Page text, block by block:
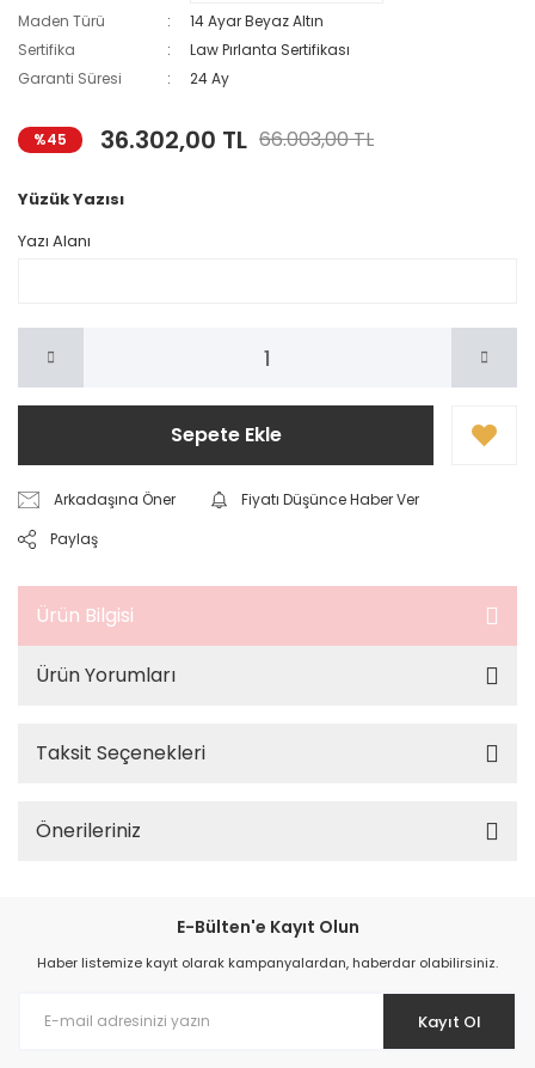
Maden Türü
14 Ayar Beyaz Altın
Sertifika
Law Pırlanta Sertifikası
Garanti Süresi
24 Ay
%45 36.302,00 TL 66.003,00 TL
Yüzük Yazısı
Yazı Alanı
Sepete Ekle
Arkadaşına Öner
Fiyatı Düşünce Haber Ver
Paylaş
Ürün Bilgisi
Ürün Yorumları
Taksit Seçenekleri
Önerileriniz
E-Bülten'e Kayıt Olun
Haber listemize kayıt olarak kampanyalardan, haberdar olabilirsiniz.
Kayıt Ol